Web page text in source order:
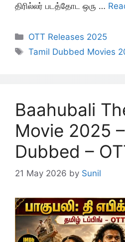
திரில்லர் படத்தோட ஒரு …
Categories
OTT Releases 2025
Tags
Tamil Dubbed Movies
Baahubali
Movie 2025
Dubbed –
21 May 2026 by Sunil